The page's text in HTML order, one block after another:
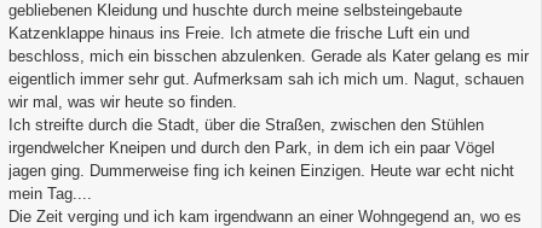
gebliebenen Kleidung und huschte durch meine selbsteingebaute
Katzenklappe hinaus ins Freie. Ich atmete die frische Luft ein und
beschloss, mich ein bisschen abzulenken. Gerade als Kater gelang es mir
eigentlich immer sehr gut. Aufmerksam sah ich mich um. Nagut, schauen
wir mal, was wir heute so finden.
Ich streifte durch die Stadt, über die Straßen, zwischen den Stühlen
irgendwelcher Kneipen und durch den Park, in dem ich ein paar Vögel
jagen ging. Dummerweise fing ich keinen Einzigen. Heute war echt nicht
mein Tag....
Die Zeit verging und ich kam irgendwann an einer Wohngegend an, wo es